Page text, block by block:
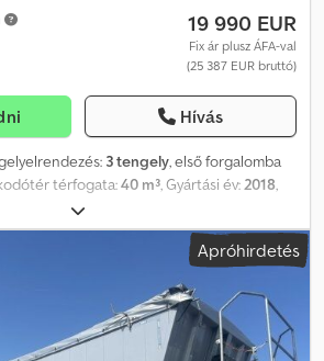
19 990 EUR
Fix ár plusz ÁFA-val
(25 387 EUR bruttó)
Hívás
3 tengely, első forgalomba
térfogata:40 m³, Gyártási év:2018,
További opciók és tartozékok = - EBS =
Bruttó tömeg: 6.200 kg Hasznos teher:
36.000 kg Djdpfxeym Rb Ro Aa
Apróhirdetés